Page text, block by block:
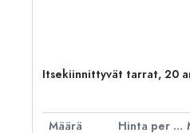
Itsekiinnittyvät tarrat, 20
Määrä Hinta per kpl